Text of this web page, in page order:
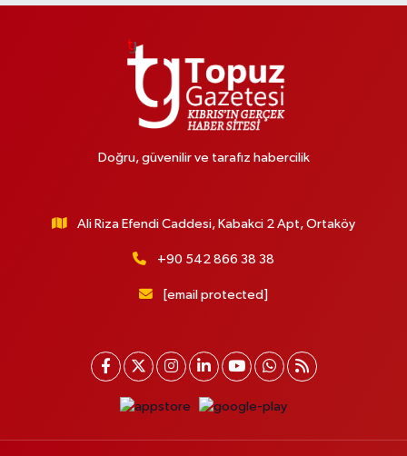
Doğru, güvenilir ve tarafız habercilik
Ali Riza Efendi Caddesi, Kabakci 2 Apt, Ortaköy
+90 542 866 38 38
[email protected]